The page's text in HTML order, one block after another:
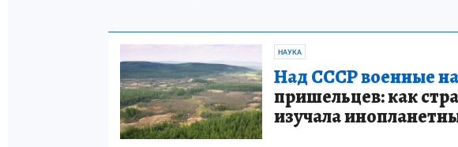
НАУКА
Над СССР военные
пришельцев: как
изучала